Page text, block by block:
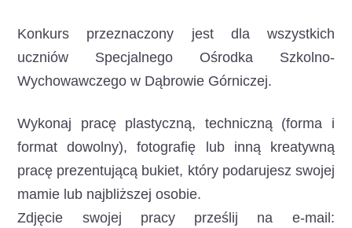
Konkurs przeznaczony jest dla wszystkich
uczniów Specjalnego Ośrodka Szkolno-
Wychowawczego w Dąbrowie Górniczej.
Wykonaj pracę plastyczną, techniczną (forma i
format dowolny), fotografię lub inną kreatywną
pracę prezentującą bukiet, który podarujesz swojej
mamie lub najbliższej osobie.
Zdjęcie swojej pracy prześlij na e-mail: